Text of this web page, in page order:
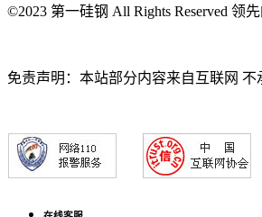
©2023 第一硅钢 All Rights Reserved 领
免责声明：本站部分内容来自互联网